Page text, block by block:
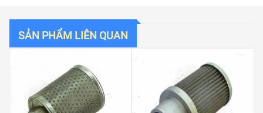
SẢN PHẨM LIÊN QUAN